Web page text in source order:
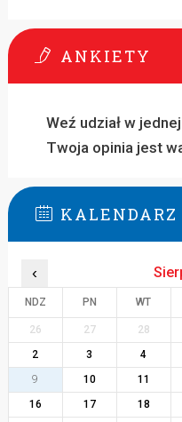
ANKIETY
Weź udział w
Twoja opinia jest
KALENDARZ
‹
NDZ PN WT
26 27 28
2
3 4
9
10 11
16
17 18